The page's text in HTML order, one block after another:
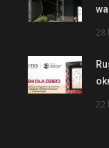
28
22